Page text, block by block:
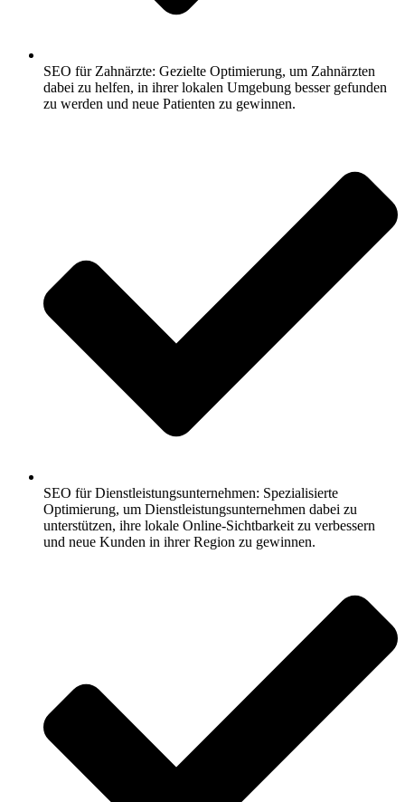
SEO für Zahnärzte: Gezielte Optimierung, um Zahnärzten
dabei zu helfen, in ihrer lokalen Umgebung besser gefunden
zu werden und neue Patienten zu gewinnen.
SEO für Dienstleistungsunternehmen: Spezialisierte
Optimierung, um Dienstleistungsunternehmen dabei zu
unterstützen, ihre lokale Online-Sichtbarkeit zu verbessern
und neue Kunden in ihrer Region zu gewinnen.